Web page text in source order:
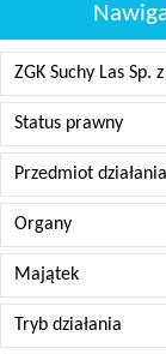
ZGK Suchy Las Sp.
Status prawny
Przedmiot
Organy
Majątek
Tryb działania